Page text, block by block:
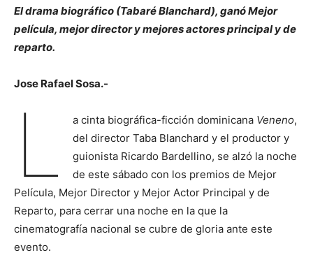
El drama biográfico (Tabaré Blanchard), ganó Mejor
película, mejor director y mejores actores principal y de
reparto.
Jose Rafael Sosa.-
L a cinta biográfica-ficción dominicana Veneno,
del director Taba Blanchard y el productor y
guionista Ricardo Bardellino, se alzó la noche
de este sábado con los premios de Mejor
Película, Mejor Director y Mejor Actor Principal y de
Reparto, para cerrar una noche en la que la
cinematografía nacional se cubre de gloria ante este
evento.